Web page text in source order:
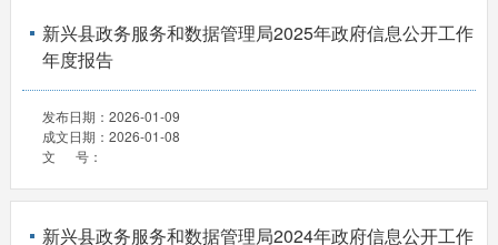
新兴县政务服务和数据管理局2025年政府信息公开工作
年度报告
发布日期： 2026-01-09
成文日期： 2026-01-08
文 号：
新兴县政务服务和数据管理局2024年政府信息公开工作